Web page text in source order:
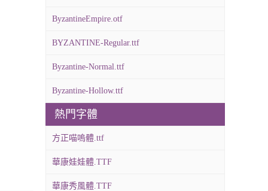
ByzantineEmpire.otf
BYZANTINE-Regular.ttf
Byzantine-Normal.ttf
Byzantine-Hollow.ttf
熱門字體
方正喵嗚體.ttf
華康娃娃體.TTF
華康秀風體.TTF